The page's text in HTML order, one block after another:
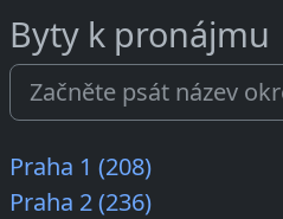
Byty k pronájmu
Praha 1 (208)
Praha 2 (236)